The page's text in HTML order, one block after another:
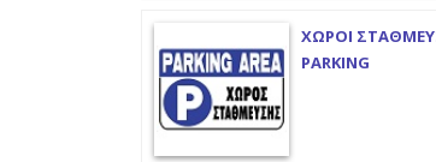
ΧΩΡΟΙ
PARKING